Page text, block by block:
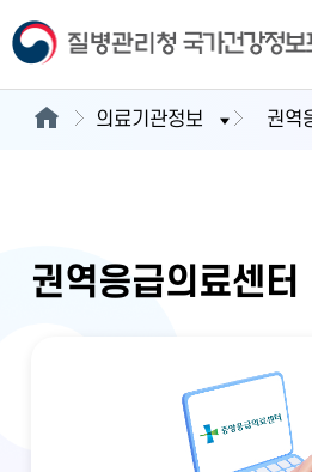
의료기관정보 권역
권역응급의료센터